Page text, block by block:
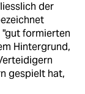
der
"gut formierten
Hintergrund,
gespielt hat,